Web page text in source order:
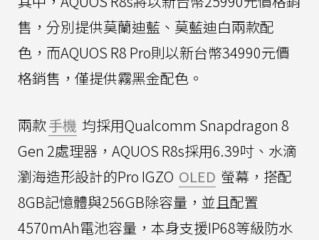
售，分別提供莫蘭迪藍、莫藍迪白兩款配
色，而AQUOS R8 Pro則以新台幣34990元價
格銷售，僅提供霧黑金配色。
兩款手機 均採用Qualcomm Snapdragon 8
Gen 2處理器，AQUOS R8s採用6.39吋、水滴
瀏海造形設計的Pro IGZO OLED 螢幕，搭配
8GB記憶體與256GB除容量，並且配置
4570mAh電池容量，本身支援IP68等級防水